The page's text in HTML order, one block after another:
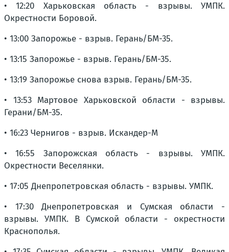
• 12:20 Харьковская область - взрывы. УМПК.
Окрестности Боровой.
• 13:00 Запорожье - взрыв. Герань/БМ-35.
• 13:15 Запорожье - взрыв. Герань/БМ-35.
• 13:19 Запорожье снова взрыв. Герань/БМ-35.
• 13:53 Мартовое Харьковской области - взрывы.
Герани/БМ-35.
• 16:23 Чернигов - взрыв. Искандер-М
• 16:55 Запорожская область - взрывы. УМПК.
Окрестности Веселянки.
• 17:05 Днепропетровская область - взрывы. УМПК.
• 17:30 Днепропетровская и Сумская области -
взрывы. УМПК. В Сумской области - окрестности
Краснополья.